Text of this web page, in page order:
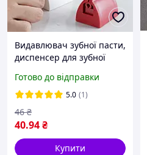
Видавлювач зубної пасти,
диспенсер для зубної
Готово до відправки
5.0 (1)
40.94₴
46 ₴
Купити